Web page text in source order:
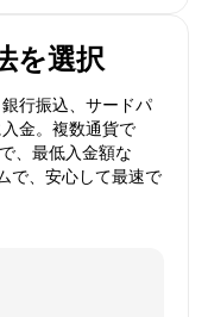
を選択
行振込、サードパ
金。複数通貨で
、最低入金額な
で、安心して最速で